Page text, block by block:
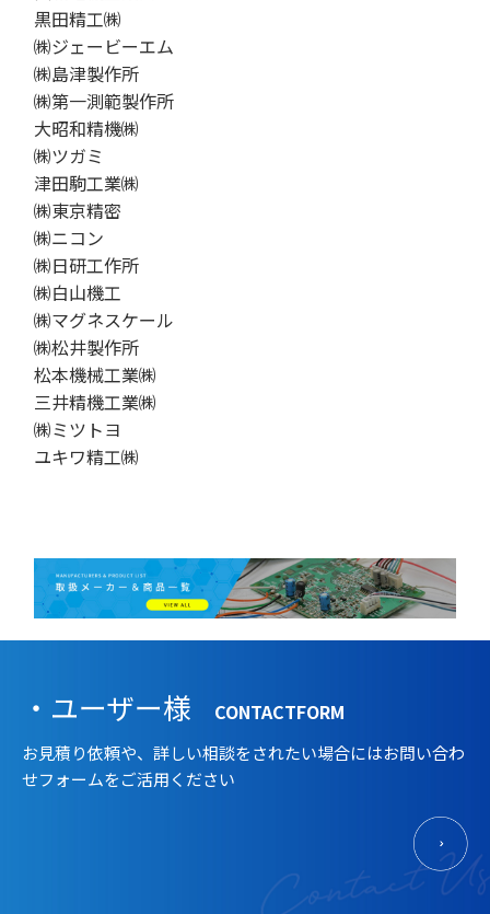
黒田精工㈱
㈱ジェービーエム
㈱島津製作所
㈱第一測範製作所
大昭和精機㈱
㈱ツガミ
津田駒工業㈱
㈱東京精密
㈱ニコン
㈱日研工作所
㈱白山機工
㈱マグネスケール
㈱松井製作所
松本機械工業㈱
三井精機工業㈱
㈱ミツトヨ
ユキワ精工㈱
・ユーザー様 CONTACTFORM
お見積り依頼や、詳しい相談をされたい場合にはお問い合わ
せフォームをご活用ください